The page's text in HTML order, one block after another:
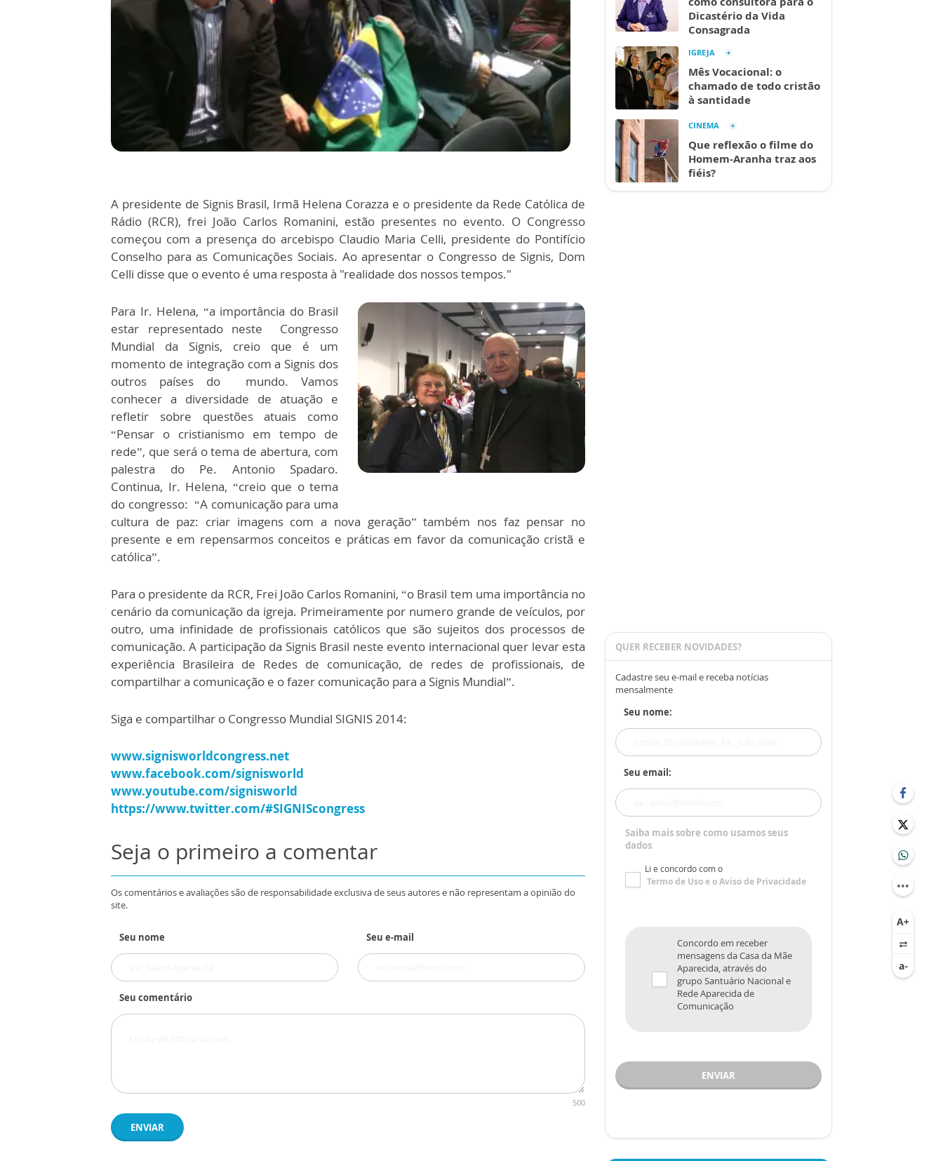
A presidente de Signis Brasil, Irmã Helena Corazza e o presidente da Rede Católica de
Rádio (RCR), frei João Carlos Romanini, estão presentes no evento. O Congresso
começou com a presença do arcebispo Claudio Maria Celli, presidente do Pontifício
Conselho para as Comunicações Sociais. Ao apresentar o Congresso de Signis, Dom
Celli disse que o evento é uma resposta à "realidade dos nossos tempos."
Para Ir. Helena, “a importância do Brasil
estar representado neste Congresso
Mundial da Signis, creio que é um
momento de integração com a Signis dos
outros países do mundo. Vamos
conhecer a diversidade de atuação e
refletir sobre questões atuais como
“Pensar o cristianismo em tempo de
rede”, que será o tema de abertura, com
palestra do Pe. Antonio Spadaro.
Continua, Ir. Helena, “creio que o tema
do congresso: “A comunicação para uma
cultura de paz: criar imagens com a nova geração” também nos faz pensar no
presente e em repensarmos conceitos e práticas em favor da comunicação cristã e
católica”.
Para o presidente da RCR, Frei João Carlos Romanini, “o Brasil tem uma importância no
cenário da comunicação da igreja. Primeiramente por numero grande de veículos, por
outro, uma infinidade de profissionais católicos que são sujeitos dos processos de
comunicação. A participação da Signis Brasil neste evento internacional quer levar esta
experiência Brasileira de Redes de comunicação, de redes de profissionais, de
compartilhar a comunicação e o fazer comunicação para a Signis Mundial”.
Siga e compartilhar o Congresso Mundial SIGNIS 2014:
www.signisworldcongress.net
www.facebook.com/signisworld
www.youtube.com/signisworld
https://www.twitter.com/#SIGNIScongress
Seja o primeiro a comentar
Os comentários e avaliações são de responsabilidade exclusiva de seus autores e não representam a opinião do
site.
Seu nome Seu e-mail
Seu comentário
500
ENVIAR
Dicastério da Vida
Consagrada
IGREJA
Mês Vocacional: o
chamado de todo cristão
à santidade
CINEMA
Que reflexão o filme do
Homem-Aranha traz aos
fiéis?
QUER RECEBER NOVIDADES?
Cadastre seu e-mail e receba notícias
mensalmente
Seu nome:
Seu email:
Saiba mais sobre como usamos seus
dados
Li e concordo com o
Termo de Usoe oAviso de Privacidade
Concordo em receber
mensagens da Casa da Mãe
Aparecida, através do
grupo Santuário Nacional e
Rede Aparecida de
Comunicação
ENVIAR